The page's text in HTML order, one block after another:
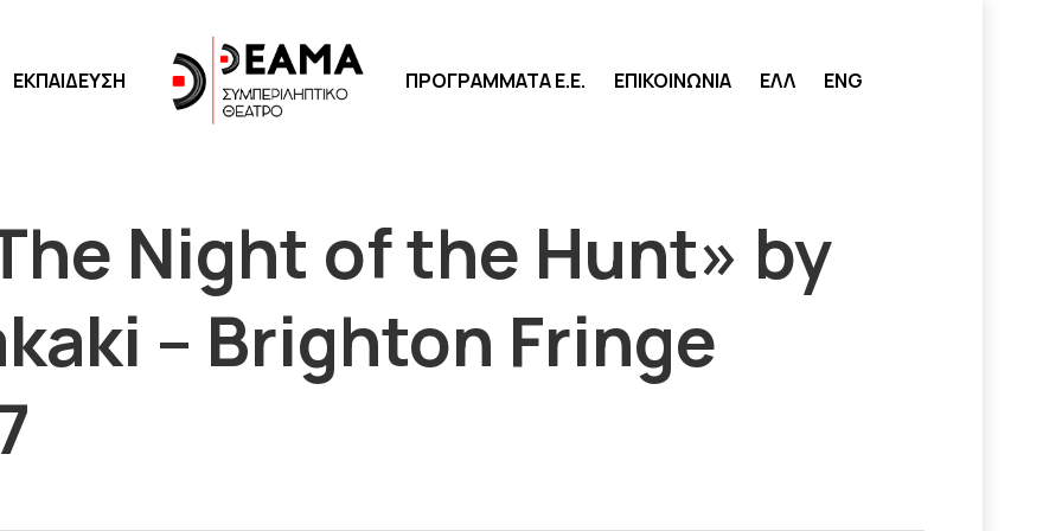
ΕΚΠΑΙΔΕΥΣΗ ΠΡΟΓΡΑΜΜΑΤΑ Ε.Ε. ΕΠΙΚΟΙΝΩΝΙΑ ΕΛΛ ENG
Night of the Hunt» by
– Brighton Fringe